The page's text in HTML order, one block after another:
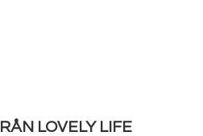
LOVELY LIFE